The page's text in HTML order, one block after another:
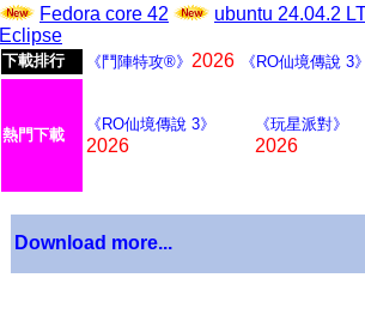
Fedora core 42
ubuntu 24.04.2
Eclipse
下載排行 《鬥陣特攻®》 2026 《RO仙境傳說 3
熱門下載
《RO仙境傳說 3》
2026
《玩星派對》
2026
Download more...